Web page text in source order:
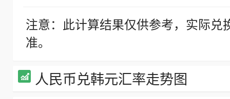
注意：此计算结果仅供参考，实际
准。
人民币兑韩元汇率走势图